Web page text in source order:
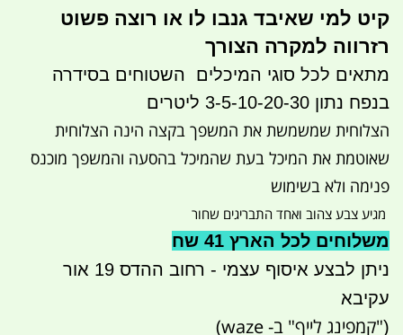
קיט למי שאיבד גנבו לו או רוצה פשוט
רזרווה למקרה הצורך
מתאים לכל סוגי המיכלים השטוחים בסידרה
בנפח נתון 3-5-10-20-30 ליטרים
הצלוחית שמשמשת את המשפך בקצה הינה הצלוחית
שאוטמת את המיכל בעת שהמיכל בהסעה והמשפך מוכנס
פנימה ולא בשימוש
מגיע צבע צהוב ואחד התבריגים שחור
משלוחים לכל הארץ 41 שח
ניתן לבצע איסוף עצמי - רחוב ההדס 19 אור
עקיבא
("קמפינג לייף" ב- waze)